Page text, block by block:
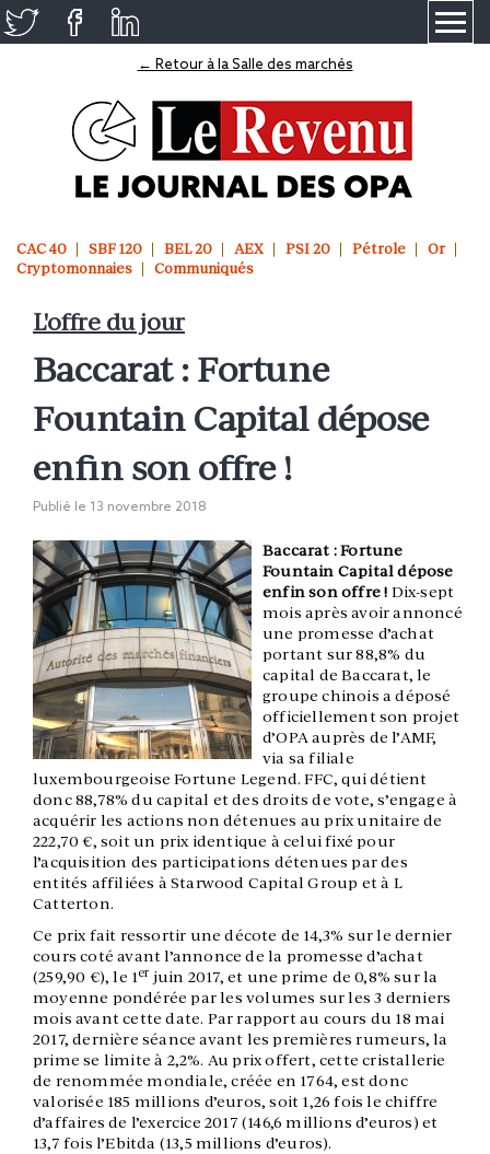
← Retour à la Salle des marchés
CAC 40 SBF 120 BEL 20 AEX PSI 20 Pétrole
Or
Cryptomonnaies
Communiqués
L'offre du jour
Baccarat : Fortune
Fountain Capital dépose
enfin son offre !
Publié le 13 novembre 2018
Baccarat : Fortune
Fountain Capital dépose
enfin son offre ! Dix-sept
mois après avoir annoncé
une promesse d’achat
portant sur 88,8% du
capital de Baccarat, le
groupe chinois a déposé
officiellement son projet
d’OPA auprès de l’AMF,
via sa filiale
luxembourgeoise Fortune Legend. FFC, qui détient
donc 88,78% du capital et des droits de vote, s’engage à
acquérir les actions non détenues au prix unitaire de
222,70 €, soit un prix identique à celui fixé pour
l’acquisition des participations détenues par des
entités affiliées à Starwood Capital Group et à L
Catterton.
Ce prix fait ressortir une décote de 14,3% sur le dernier
cours coté avant l’annonce de la promesse d’achat
(259,90 €), le 1er juin 2017, et une prime de 0,8% sur la
moyenne pondérée par les volumes sur les 3 derniers
mois avant cette date. Par rapport au cours du 18 mai
2017, dernière séance avant les premières rumeurs, la
prime se limite à 2,2%. Au prix offert, cette cristallerie
de renommée mondiale, créée en 1764, est donc
valorisée 185 millions d’euros, soit 1,26 fois le chiffre
d’affaires de l’exercice 2017 (146,6 millions d’euros) et
13,7 fois l’Ebitda (13,5 millions d’euros).